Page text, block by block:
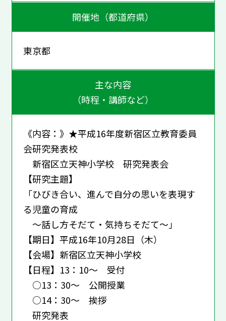
開催地（都道府県）
東京都
主な内容
（時程・講師など）
《内容：》★平成16年度新宿区立教育委員
会研究発表校
新宿区立天神小学校 研究発表会
【研究主題】
「ひびき合い、進んで自分の思いを表現す
る児童の育成
～話し方そだて・気持ちそだて～」
【期日】平成16年10月28日（木）
【会場】新宿区立天神小学校
【日程】13：10～ 受付
○13：30～ 公開授業
○14：30～ 挨拶
研究発表